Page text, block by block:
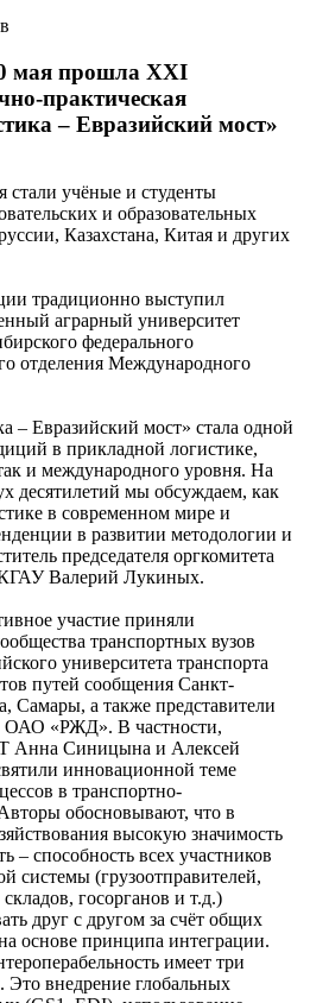
мая прошла ХХI
практическая
– Евразийский мост»
стали учёные и студенты
и образовательных
Казахстана, Китая и других
традиционно выступил
аграрный университет
федерального
отделения Международного
– Евразийский мост» стала одной
в прикладной логистике,
и международного уровня. На
десятилетий мы обсуждаем, как
в современном мире и
в развитии методологии и
председателя оргкомитета
Валерий Лукиных.
участие приняли
транспортных вузов
университета транспорта
путей сообщения Санкт-
Самары, а также представители
ОАО «РЖД». В частности,
Анна Синицына и Алексей
инновационной теме
в транспортно-
обосновывают, что в
высокую значимость
– способность всех участников
системы (грузоотправителей,
госорганов и т.д.)
друг с другом за счёт общих
основе принципа интеграции.
имеет три
внедрение глобальных